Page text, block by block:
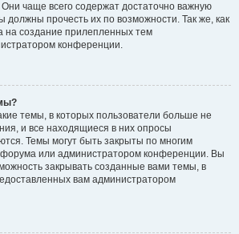
чаще всего содержат достаточно важную
прочесть их по возможности. Так же, как
на создание прилепленных тем
конференции.
темы, в которых пользователи больше не
и все находящиеся в них опросы
Темы могут быть закрыты по многим
или администратором конференции. Вы
закрывать созданные вами темы, в
вам администратором